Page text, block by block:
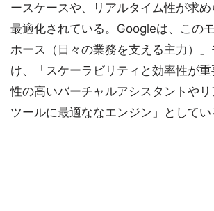
ースケースや、リアルタイム性が求
最適化されている。Googleは、この
ホース（日々の業務を支える主力）
け、「スケーラビリティと効率性が
性の高いバーチャルアシスタントや
ツールに最適ななエンジン」としてい